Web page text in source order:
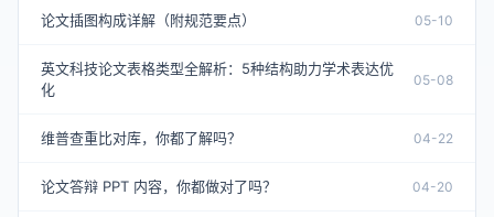
论文插图构成详解（附规范要点） 05-10
英文科技论文表格类型全解析：5种结构助力学术表达优
化
05-08
维普查重比对库，你都了解吗？ 04-22
论文答辩 PPT 内容，你都做对了吗？ 04-20